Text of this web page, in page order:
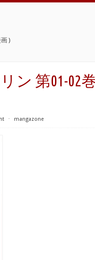
)
第01-02
⋅ mangazone